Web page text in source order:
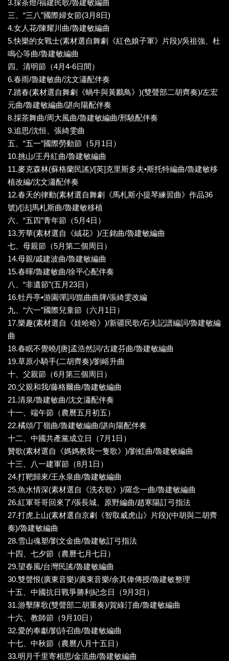
3.採茶燈/福建民歌/魯建敏編曲
三、“三八”國際婦女節(3月8日)
4.女人花/陳耀川曲/魯建敏編曲
5.快樂的女戰士(素材選自舞劇《紅色娘子軍》片段)/吳祖強、杜
鳴心等曲/魯建敏編曲
四、清明節（4月4-6日間）
6.春雨/魯建敏曲/沈文瀟配伴奏
7.踏春(素材選自舞劇《蝸牛與黃鸝鳥》)(雙聲部二胡齊奏)/左宏
元曲/魯建敏編曲/諶向陽配伴奏
8.採茶舞曲/周大風曲/魯建敏編曲/邢驍配伴奏
9.追思/沈恒、張綺雯曲
五、“五一”國際勞動節（5月1日）
10.挑山/王丹紅曲/魯建敏編曲
11.麥克森林(蘇格蘭民謠)/[英]克里斯多夫•斯托特編曲/魯建敏移
植改編/沈文瀟配伴奏
12.春天的律動(素材選自舞劇《馬札斯小提琴練習曲》作品36
號)/[法]馬札斯曲/魯建敏移植
六、“五四”青年節（5月4日）
13.芳華(素材選自《絨花》)/王銘曲/魯建敏編曲
七、母親節（5月第二個周日）
14.母親/戚建波曲/魯建敏編曲
15.春暉/魯建敏曲/徐平心配伴奏
八、“非遺節”(五月23日）
16.牡丹亭•游園彈詞/崑曲曲牌/張綺雯改編
九、“六一”國際兒童節（六月1日）
17.樂趣(素材選自《娃哈哈》)/新疆民歌/石夫記譜編詞/魯建敏編
曲
18.春眠不覺曉/[唐]孟浩然詞/古建芬曲/魯建敏編曲
19.草原小騎手(二胡齊奏)/劉峪升曲
十、父親節（6月第三個周日）
20.父親和我/藤格爾曲/魯建敏編曲
21.清泉/魯建敏曲/沈文瀟配伴奏
十一、端午節（農曆五月初五）
22.橘頌/丁嶺曲/魯建敏編曲/諶向陽配伴奏
十二、中國共產黨成立日（7月1日）
贊歌(素材選自《媽媽教我一隻歌》)/劉虹曲/魯建敏編曲
十三、八一建軍節（8月1日）
24.打靶歸來/王永泉曲/魯建敏編曲
25.魚水情深(素材選自《洗衣歌》)/羅念一曲/魯建敏編曲
26.紅軍哥哥回來了/張長城、原野編曲/趙寒陽訂弓指法
27.打虎上山(素材選自京劇《智取威虎山》片段)(中胡與二胡齊
奏)/魯建敏編曲
28.雪山魂塑/劉文金曲/魯建敏訂弓指法
十四、七夕節（農曆七月七日）
29.望春風/台灣民謠/魯建敏編曲
30.雙聲恨(廣東音樂)/廣東音樂/余其偉傳授/魯建敏整理
十五、中國抗日戰爭勝利紀念日（9月3日）
31.游擊隊歌(雙聲部二胡重奏)/賀綠汀曲/魯建敏編曲
十六、教師節（9月10日）
32.愛的奉獻/劉詩召曲/魯建敏編曲
十七、中秋節（農曆八月十五日）
33.明月千里寄相思/金流曲/魯建敏編曲